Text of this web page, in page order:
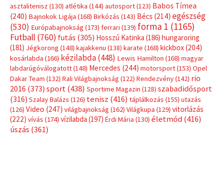
asztalitenisz (130) atlétika (144) autosport(123) Babos Tímea
(240) Bajnokok Ligája (168) Birkózás (143) Bécs (214) egészség
(530) Európabajnokság (173) ferrari (139) forma 1 (1165)
Futball (760) futás (305) Hosszú Katinka (186) hungaroring
(181) Jégkorong (148) kajakkenu (138) karate (168) kickbox(204)
kosárlabda (166) kézilabda(448) Lewis Hamilton (168) magyar
labdarúgóválogatott(148) Mercedes (244) motorsport(153) Opel
Dakar Team (132) Rali Világbajnokság (122) Rendezvény(142) rio
2016 (373) sport(438) Sportime Magazin (128) szabadidősport
(316) Szalay Balázs (126) tenisz (416) táplálkozás (155) utazás
(126) Video (247) világbajnokság (162) Világkupa (129) vitorlázás
(222) vívás (174) vízilabda (197) Érdi Mária (130) életmód(416)
úszás (361)